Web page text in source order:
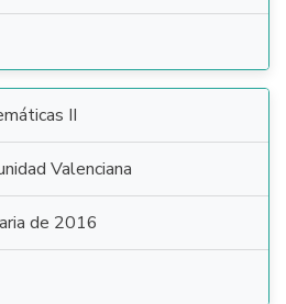
II
Valenciana
de 2016